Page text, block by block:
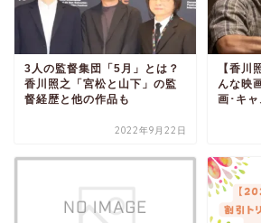
3人の監督集団「5月」とは？
香川照之「宮松と山下」の監
督経歴と他の作品も
2022年9月22日
【香川
んな映
画･キ